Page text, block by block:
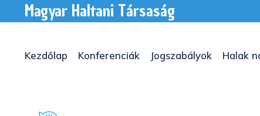
Magyar Haltani Társaság
Kezdőlap Konferenciák Jogszabályok Halak